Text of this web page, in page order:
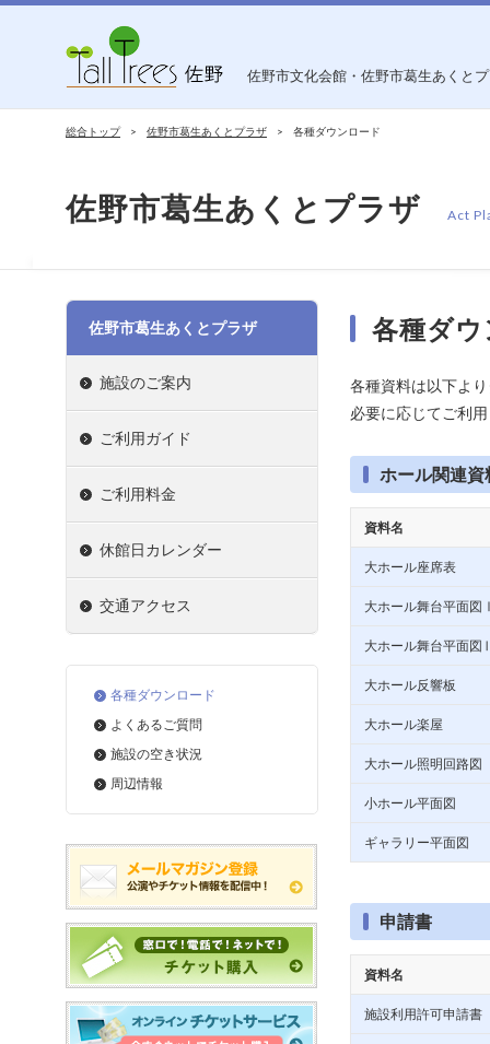
佐野市文化会館・佐野市葛生あくと
総合トップ 佐野市葛生あくとプラザ 各種ダウンロード
佐野市葛生あくとプラザ Act
各種ダ
各種資料は以下よ
必要に応じてご利
ホール関連資
資料名
大ホール座席表
大ホール舞台平面
大ホール舞台平面
大ホール反響板
大ホール楽屋
大ホール照明回路図
小ホール平面図
ギャラリー平面図
申請書
資料名
施設利用許可申請書
佐野市葛生あくとプラザ
施設のご案内
ご利用ガイド
ご利用料金
休館日カレンダー
交通アクセス
各種ダウンロード
よくあるご質問
施設の空き状況
周辺情報